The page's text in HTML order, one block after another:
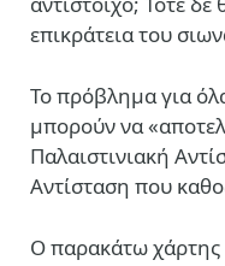
επικράτεια του
Το πρόβλημα για
μπορούν να
Παλαιστινιακή
Αντίσταση που
O παρακάτω